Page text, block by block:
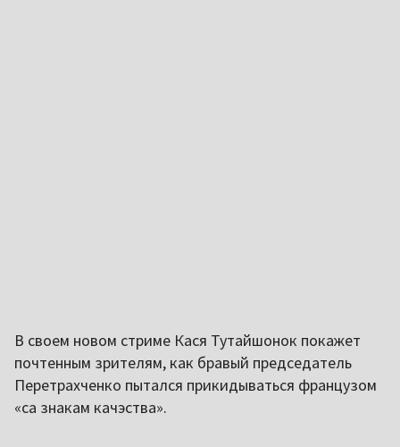
В своем новом стриме Кася Тутайшонок покажет
почтенным зрителям, как бравый председатель
Перетрахченко пытался прикидываться французом
«са знакам качэства».